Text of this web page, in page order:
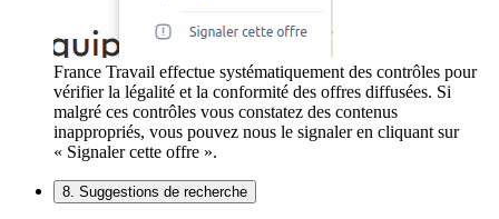
France Travail effectue systématiquement des contrôles pour
vérifier la légalité et la conformité des offres diffusées. Si
malgré ces contrôles vous constatez des contenus
inappropriés, vous pouvez nous le signaler en cliquant sur
« Signaler cette offre ».
8. Suggestions de recherche